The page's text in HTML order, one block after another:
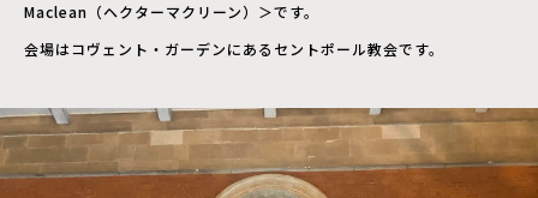
Maclean（ヘクターマクリーン）＞です。
会場はコヴェント・ガーデンにあるセントポール教会です。